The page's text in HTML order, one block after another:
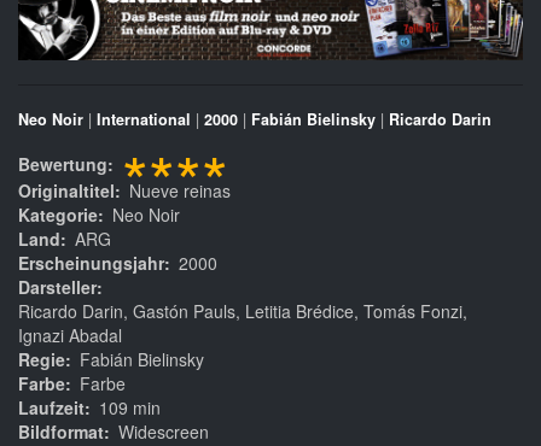
Neo Noir | International | 2000 | Fabián Bielinsky | Ricardo Darin
Bewertung ****
Originaltitel
Nueve reinas
Kategorie
Neo Noir
Land
ARG
Erscheinungsjahr 2000
Darsteller
Ricardo Darin, Gastón Pauls, Letitia Brédice, Tomás Fonzi,
Ignazi Abadal
Regie
Fabián Bielinsky
Farbe
Farbe
Laufzeit
109 min
Bildformat Widescreen